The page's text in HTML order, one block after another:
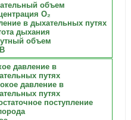
объем
О₂
в дыхательных путях
дыхания
объем
давление в
путях
давление в
путях
поступление